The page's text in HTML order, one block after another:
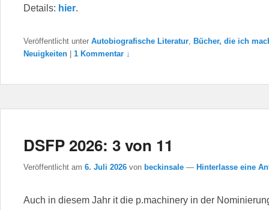
Details: hier.
Veröffentlicht unter Autobiografische Literatur Bücher, die ich
Neuigkeiten | 1 Kommentar ↓
DSFP 2026: 3 von 11
Veröffentlicht am 6. Juli 2026 von beckinsale — Hinterlasse eine
Auch in diesem Jahr it die p.machinery in der